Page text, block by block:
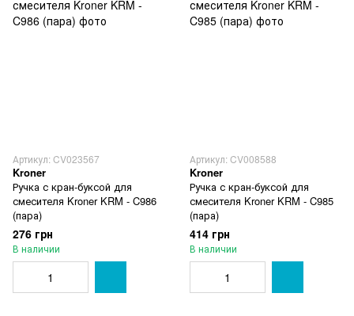
Артикул: CV023567
Kroner
Ручка с кран-буксой для
смесителя Kroner KRM - C986
(пара)
276 грн
В наличии
Артикул: CV008588
Kroner
Ручка с кран-буксой для
смесителя Kroner KRM - C985
(пара)
414 грн
В наличии